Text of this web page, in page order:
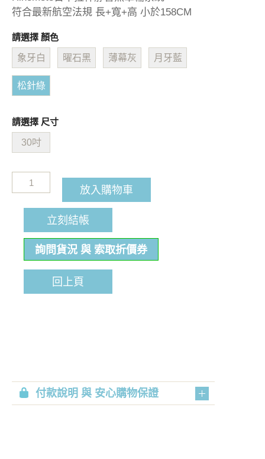
符合最新航空法規 長+寬+高 小於158CM
請選擇 顏色
象牙白 曜石黑 薄幕灰 月牙藍
松針綠
請選擇 尺寸
30吋
放入購物車
立刻結帳
詢問貨況 與 索取折價券
回上頁
付款說明 與 安心購物保證